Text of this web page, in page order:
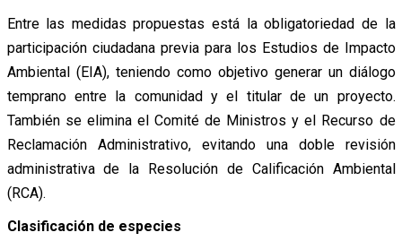
Entre las medidas propuestas está la obligatoriedad de la
participación ciudadana previa para los Estudios de Impacto
Ambiental (EIA), teniendo como objetivo generar un diálogo
temprano entre la comunidad y el titular de un proyecto.
También se elimina el Comité de Ministros y el Recurso de
Reclamación Administrativo, evitando una doble revisión
administrativa de la Resolución de Calificación Ambiental
(RCA).
Clasificación de especies